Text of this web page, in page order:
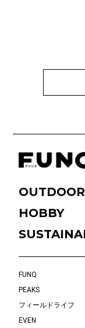
OUTDOOR
HOBBY
FUNQ
PEAKS
フィールドライフ
EVEN